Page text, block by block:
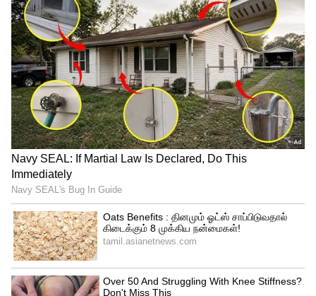
அமைச்சரான சி.வி.விஜயபாஸ்கருடன்
விஜய் தரப்பு ஒரு ரகசிய பேச்சுவார்த்தை
நடத்தியதாகச் சொல்லப்படுகிறது.
விராலிமலையில் த்ரிஷாவை
பெருவாரியான வாக்குகள் வித்தியாசத்தில்
வெற்றி பெற வைக்க விஜயபாஸ்கர் முழு
ஒத்துழைப்பு தர வேண்டும் என்பதே தவெக
போட்ட 'டீல்' எனக் கூறப்படுகிறது.